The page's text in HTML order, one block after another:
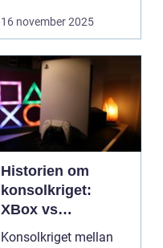
16 november 2025
Historien om
konsolkriget:
XBox vs
PlayStation
Konsolkriget mellan